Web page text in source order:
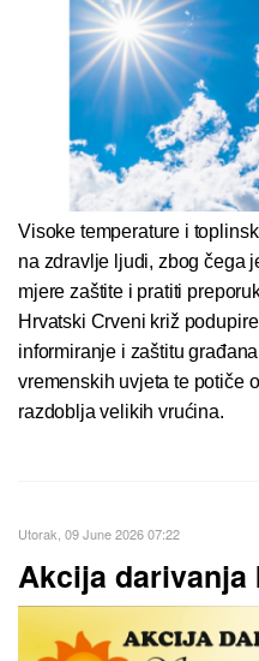
Visoke temperature i
na zdravlje ljudi, zbog čega
mjere zaštite i pratiti
Hrvatski Crveni križ
informiranje i zaštitu
vremenskih uvjeta te potiče
razdoblja velikih vrućina.
Utorak, 09 June 2026 07:22
Akcija darivanja